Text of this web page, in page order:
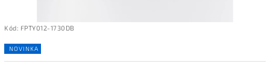
Kód: FPTY012-1730DB
NOVINKA